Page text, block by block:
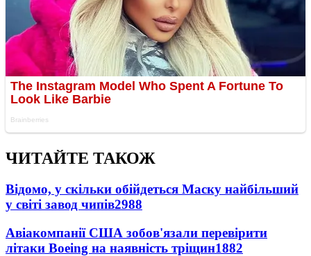
ЧИТАЙТЕ ТАКОЖ
Відомо, у скільки обійдеться Маску найбільший
у світі завод чипів2988
Авіакомпанії США зобов'язали перевірити
літаки Boeing на наявність тріщин1882